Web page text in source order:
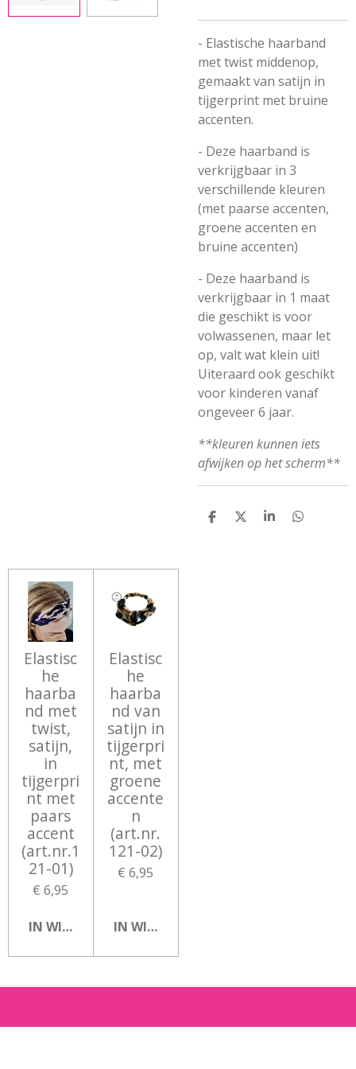
- Elastische haarband
met twist middenop,
gemaakt van satijn in
tijgerprint met bruine
accenten.
- Deze haarband is
verkrijgbaar in 3
verschillende kleuren
(met paarse accenten,
groene accenten en
bruine accenten)
- Deze haarband is
verkrijgbaar in 1 maat
die geschikt is voor
volwassenen, maar let
op, valt wat klein uit!
Uiteraard ook geschikt
voor kinderen vanaf
ongeveer 6 jaar.
**kleuren kunnen iets
afwijken op het scherm**
D
D
S
D
Elastisc
he
haarba
nd met
twist,
satijn,
in
tijgerpri
nt met
paars
accent
(art.nr.1
21-01)
€ 6,95
IN WINKELWAGEN
Elastisc
he
haarba
nd van
satijn in
tijgerpri
nt, met
groene
accente
n
(art.nr.
121-02)
€ 6,95
IN WINKELWAGEN